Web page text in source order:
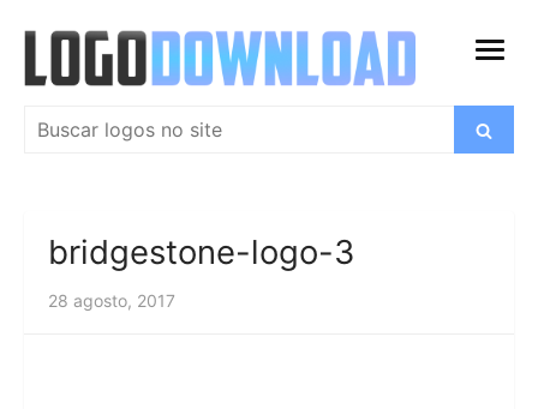
o
conteúdo
abrir
Pesquisar
Buscar
bridgestone-logo-3
28 agosto, 2017